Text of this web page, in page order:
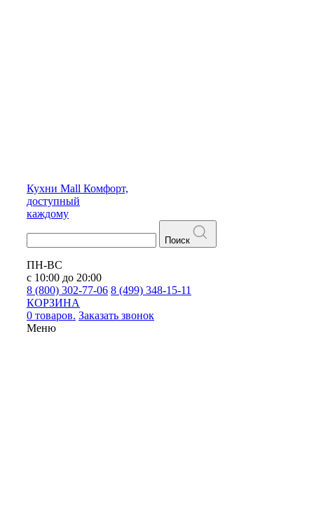
Кухни Mall Комфорт,
доступный
каждому
Поиск
ПН-ВС
с 10:00 до 20:00
8 (800) 302-77-06 8 (499) 348-15-11
КОРЗИНА
0 товаров. Заказать звонок
Меню